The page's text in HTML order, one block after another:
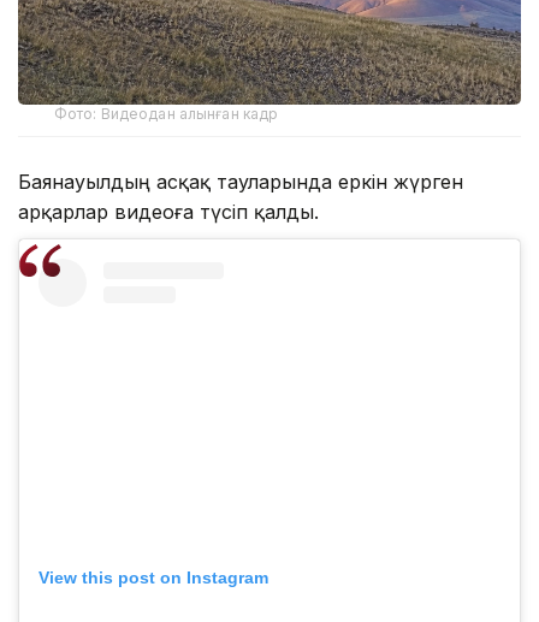
Фото: Видеодан алынған кадр
Баянауылдың асқақ тауларында еркін жүрген
арқарлар видеоға түсіп қалды.
View this post on Instagram